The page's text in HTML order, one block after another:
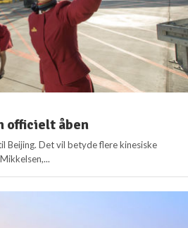
officielt åben
Beijing. Det vil betyde flere kinesiske